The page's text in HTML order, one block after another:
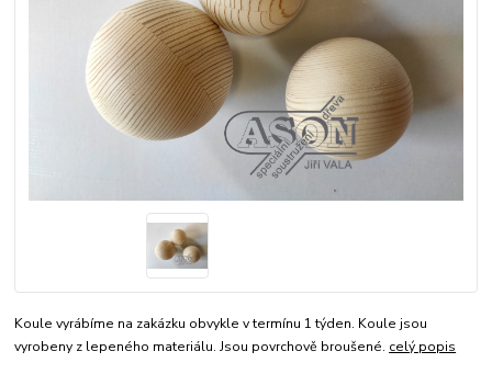
Koule vyrábíme na zakázku obvykle v termínu 1 týden. Koule jsou
vyrobeny z lepeného materiálu. Jsou povrchově broušené. celý popis